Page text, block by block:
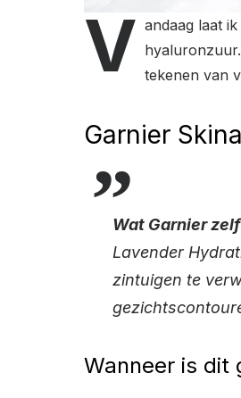
V andaag laat
tekenen van
Garnier
Wat Garnier
Lavender
zintuigen te
Wanneer is dit